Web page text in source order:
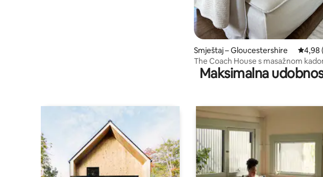
Smještaj – Gloucestershire
4,98
The Coach House s masažnom
drva + klima-uređajem
Maksimalna